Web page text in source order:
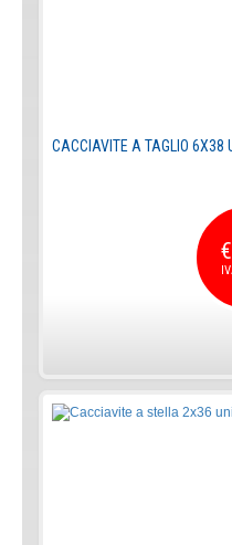
CACCIAVITE A TAGLIO 6X38